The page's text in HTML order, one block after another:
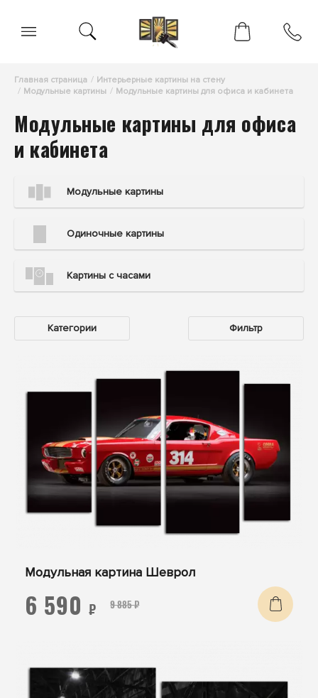
Главная страница
Интерьерные картины на стену
Модульные картины
Модульные картины для офиса и кабинета
Модульные картины для офиса
и кабинета
Модульные картины
Одиночные картины
Картины с часами
Категории Фильтр
Модульная картина Шеврол
9 885 ₽
6 590 ₽